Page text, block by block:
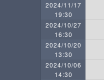
2024/11/17
19:30
2024/10/27
16:30
2024/10/20
13:30
2024/10/06
14:30